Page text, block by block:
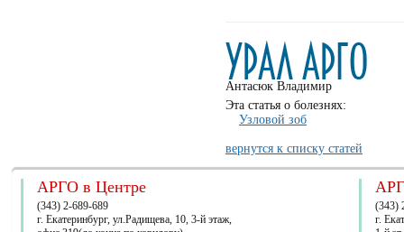
Антасюк Владимир
Эта статья о болезнях:
Узловой зоб
вернутся к списку статей
АРГО в Центре
(343) 2-689-689
г. Екатеринбург, ул.Радищева, 10, 3-й этаж,
(343)
г.